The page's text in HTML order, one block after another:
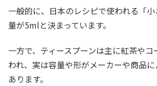
一般的に、日本のレシピで使われる「
量が5mlと決まっています。
一方で、ティースプーンは主に紅茶や
われ、実は容量や形がメーカーや商品
あります。